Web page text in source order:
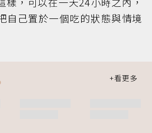
自己置於一個吃的狀態與情境